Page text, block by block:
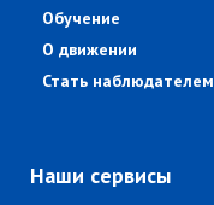
Обучение
О движении
Стать наблюдателем
Наши сервисы